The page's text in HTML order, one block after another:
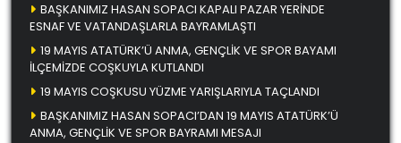
BAŞKANIMIZ HASAN SOPACI KAPALI PAZAR YERİNDE
ESNAF VE VATANDAŞLARLA BAYRAMLAŞTI
19 MAYIS ATATÜRK’Ü ANMA, GENÇLİK VE SPOR BAYAMI
İLÇEMİZDE COŞKUYLA KUTLANDI
19 MAYIS COŞKUSU YÜZME YARIŞLARIYLA TAÇLANDI
BAŞKANIMIZ HASAN SOPACI’DAN 19 MAYIS ATATÜRK’Ü
ANMA, GENÇLİK VE SPOR BAYRAMI MESAJI